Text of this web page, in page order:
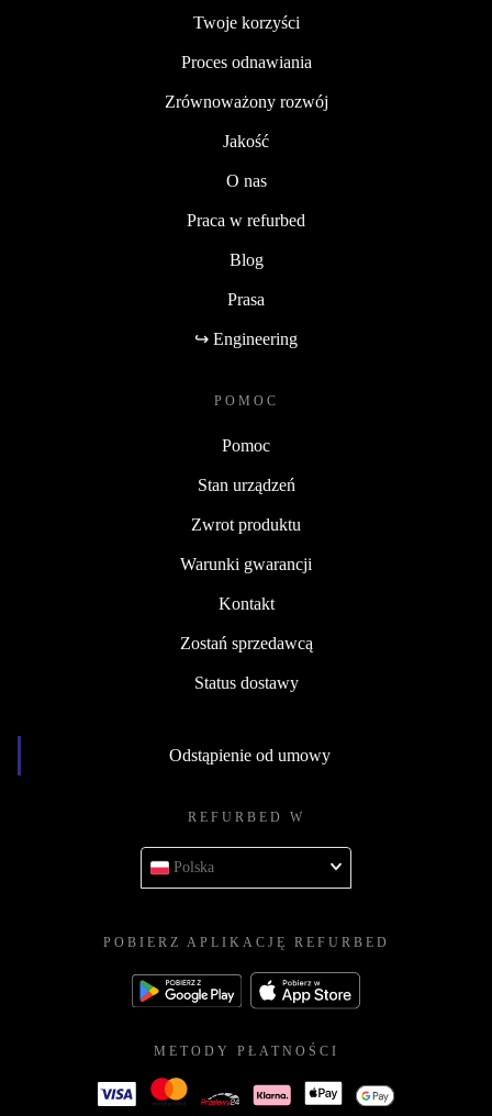
Twoje korzyści
Proces odnawiania
Zrównoważony rozwój
Jakość
O nas
Praca w refurbed
Blog
Prasa
↪ Engineering
POMOC
Pomoc
Stan urządzeń
Zwrot produktu
Warunki gwarancji
Kontakt
Zostań sprzedawcą
Status dostawy
Odstąpienie od umowy
REFURBED W
Polska
POBIERZ APLIKACJĘ REFURBED
METODY PŁATNOŚCI